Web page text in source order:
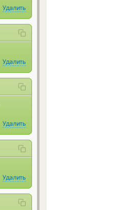
Удалить
Удалить
Удалить
Удалить